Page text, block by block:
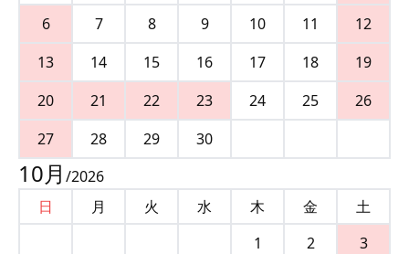
6
7 8 9 10 11
12
13
14 15 16 17 18
19
20
21 22 23 24 25
26
27
28 29 30
10月 /2026
日
月 火 水 木 金
土
1
2
3